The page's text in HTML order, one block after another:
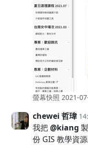
螢幕快照 2021-
chewei 哲瑋
我把@kiang
份 GIS 教學資